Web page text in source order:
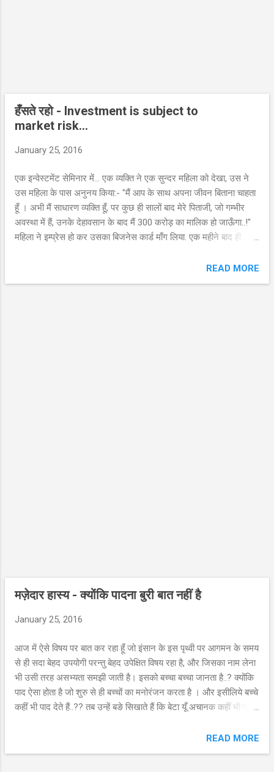
हँसते रहो - Investment is subject to
market risk...
January 25, 2016
एक इन्वेस्टमेंट सेमिनार में... एक व्यक्ति ने एक सुन्दर महिला को देखा, उस ने
उस महिला के पास अनुनय किया:- "मैं आप के साथ अपना जीवन बिताना चाहता
हूँ । अभी मैं साधारण व्यक्ति हूँ, पर कुछ ही सालों बाद मेरे पिताजी, जो गम्भीर
अवस्था में हैं, उनके देहावसान के बाद मैं 300 करोड़ का मालिक हो जाऊँगा..!"
महिला ने इम्प्रेस हो कर उसका बिजनेस कार्ड माँग लिया. एक महीने बाद ही ...
READ MORE
मज़ेदार हास्य - क्योंकि पादना बुरी बात नहीं है
January 25, 2016
आज में ऐसे विषय पर बात कर रहा हूँ जो इंसान के इस पृथ्वी पर आगमन के समय
से ही सदा बेहद उपयोगी परन्तु बेहद उपेक्षित विषय रहा है, और जिसका नाम लेना
भी उसी तरह असभ्यता समझी जाती है। इसको बच्चा बच्चा जानता है..? क्योंकि
पाद ऐसा होता है जो शुरु से ही बच्चों का मनोरंजन करता है । और इसीलिये बच्चे
कहीं भी पाद देते हैं..?? तब उन्हें बङे सिखाते हैं कि बेटा यूँ अचानक कहीं भी पाद
इच्छा से जाता है..?? अरे वो तो खुद ही आता है। अगर प्रधानमंत्री को भरी
READ MORE